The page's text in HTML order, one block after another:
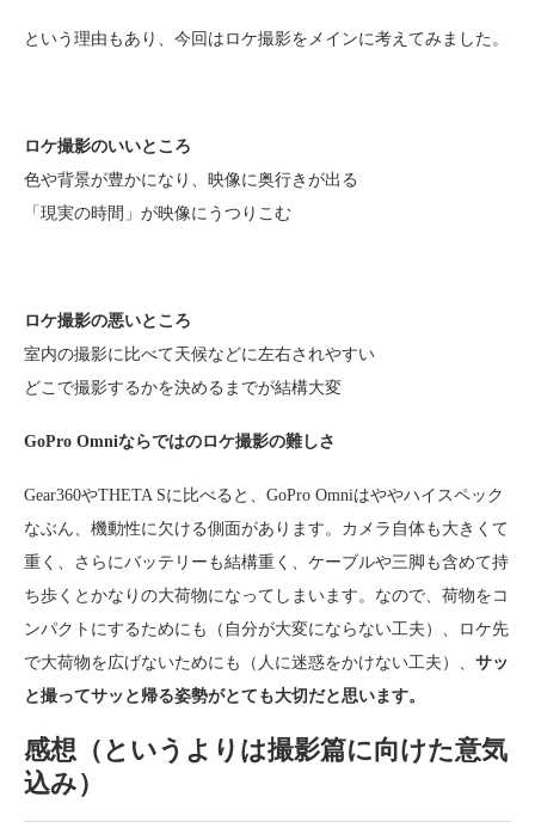
という理由もあり、今回はロケ撮影をメインに考えてみました。
ロケ撮影のいいところ
色や背景が豊かになり、映像に奥行きが出る
「現実の時間」が映像にうつりこむ
ロケ撮影の悪いところ
室内の撮影に比べて天候などに左右されやすい
どこで撮影するかを決めるまでが結構大変
GoPro Omniならではのロケ撮影の難しさ
Gear360やTHETA Sに比べると、GoPro Omniはややハイスペック
なぶん、機動性に欠ける側面があります。カメラ自体も大きくて
重く、さらにバッテリーも結構重く、ケーブルや三脚も含めて持
ち歩くとかなりの大荷物になってしまいます。なので、荷物をコ
ンパクトにするためにも（自分が大変にならない工夫）、ロケ先
で大荷物を広げないためにも（人に迷惑をかけない工夫）、 サッ
と撮ってサッと帰る姿勢がとても大切だと思います。
感想（というよりは撮影篇に向けた意気
込み）